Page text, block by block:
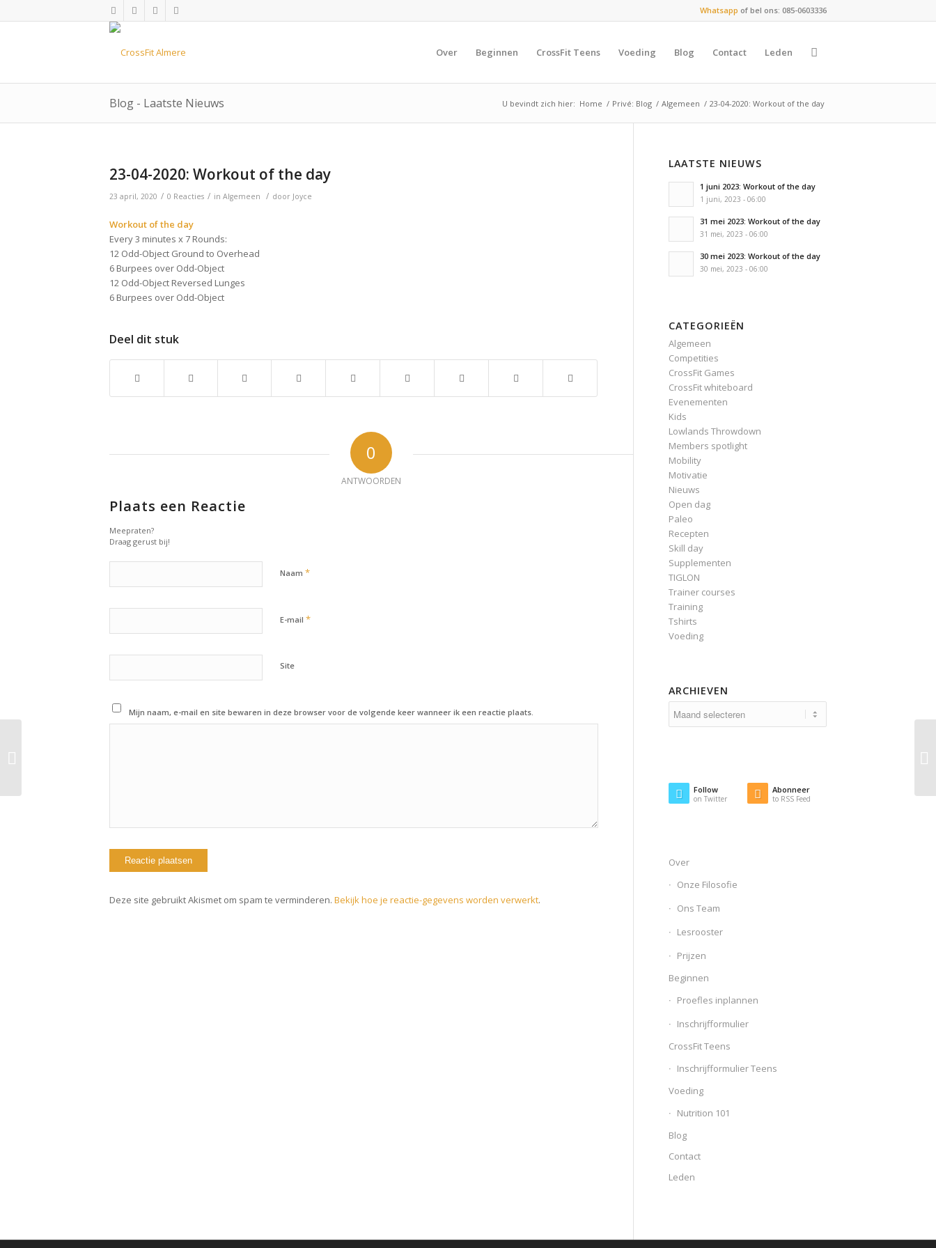
Whatsapp of bel ons: 085-0603336
Over Beginnen CrossFit Teens Voeding Blog Contact Leden
Blog - Laatste Nieuws U bevindt zich hier: Home / Privé: Blog / Algemeen / 23-04-2020: Workout of the day
23-04-2020: Workout of the day
23 april, 2020 / 0 Reacties / in Algemeen / door Joyce
Workout of the day
Every 3 minutes x 7 Rounds:
12 Odd-Object Ground to Overhead
6 Burpees over Odd-Object
12 Odd-Object Reversed Lunges
6 Burpees over Odd-Object
Deel dit stuk
0
ANTWOORDEN
Plaats een Reactie
Meepraten?
Draag gerust bij!
Naam *
E-mail *
Site
Mijn naam, e-mail en site bewaren in deze browser voor de volgende keer wanneer ik een reactie plaats.
Deze site gebruikt Akismet om spam te verminderen. Bekijk hoe je reactie-gegevens worden verwerkt.
LAATSTE NIEUWS
1 juni 2023: Workout of the day
1 juni, 2023 - 06:00
31 mei 2023: Workout of the day
31 mei, 2023 - 06:00
30 mei 2023: Workout of the day
30 mei, 2023 - 06:00
CATEGORIEËN
Algemeen
Competities
CrossFit Games
CrossFit whiteboard
Evenementen
Kids
Lowlands Throwdown
Members spotlight
Mobility
Motivatie
Nieuws
Open dag
Paleo
Recepten
Skill day
Supplementen
TIGLON
Trainer courses
Training
Tshirts
Voeding
ARCHIEVEN
Follow
on Twitter
Abonneer
to RSS Feed
Over
Onze Filosofie
Ons Team
Lesrooster
Prijzen
Beginnen
Proefles inplannen
Inschrijfformulier
CrossFit Teens
Inschrijfformulier Teens
Voeding
Nutrition 101
Blog
Contact
Leden